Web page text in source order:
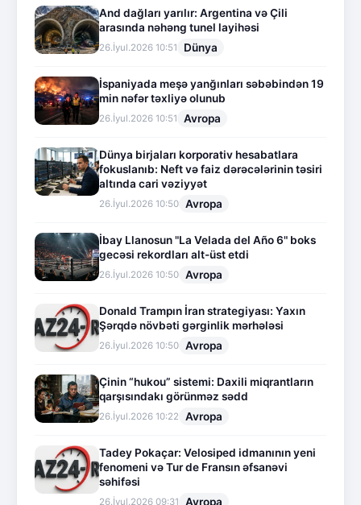
And dağları yarılır: Argentina və Çili
arasında nəhəng tunel layihəsi
26.İyul.2026 10:51 Dünya
İspaniyada meşə yanğınları səbəbindən 19
min nəfər təxliyə olunub
26.İyul.2026 10:51 Avropa
Dünya birjaları korporativ hesabatlara
fokuslanıb: Neft və faiz dərəcələrinin təsiri
altında cari vəziyyət
26.İyul.2026 10:50 Avropa
İbay Llanosun "La Velada del Año 6" boks
gecəsi rekordları alt-üst etdi
26.İyul.2026 10:50 Avropa
Donald Trampın İran strategiyası: Yaxın
Şərqdə növbəti gərginlik mərhələsi
26.İyul.2026 10:50 Avropa
Çinin “hukou” sistemi: Daxili miqrantların
qarşısındakı görünməz sədd
26.İyul.2026 10:22 Avropa
Tadey Pokaçar: Velosiped idmanının yeni
fenomeni və Tur de Fransın əfsanəvi
səhifəsi
26.İyul.2026 09:31 Avropa